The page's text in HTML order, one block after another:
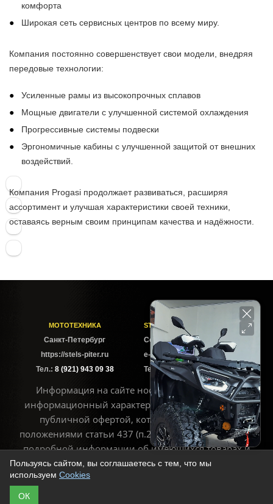
комфорта
Широкая сеть сервисных центров по всему миру.
Компания постоянно совершенствует свои модели, внедряя
передовые технологии:
Усиленные рамы из высокопрочных сплавов
Мощные двигатели с улучшенной системой охлаждения
Прогрессивные системы подвески
Эргономичные кабины с улучшенной защитой от внешних
воздействий.
Компания Progasi продолжает развиваться, расширяя
ассортимент и улучшая характеристики своей техники,
оставаясь верным своим принципам качества и надёжности.
МОТОТЕХНИКА
Cанкт-Петербург
https://stels-piter.ru
Тел.: 8 (921) 943 09 38
STELS-PITER СОФИЙСКАЯ
Софийская ул. 6Б
e-mail: sales@stels-piter.ru
Тел.:8 (921) 943 09 38
Информация на сайте носит исключительно
информационный характер и не может считаться
публичной офертой, которая определяется
положениями статьи 437 (п.2) ГК РФ. Для получения
подробной информации об имеющихся товарах и
ценах воспользуйтесь контактами, указанными на
Пользуясь сайтом, вы соглашаетесь с тем, что мы
используем Cookies
ОК